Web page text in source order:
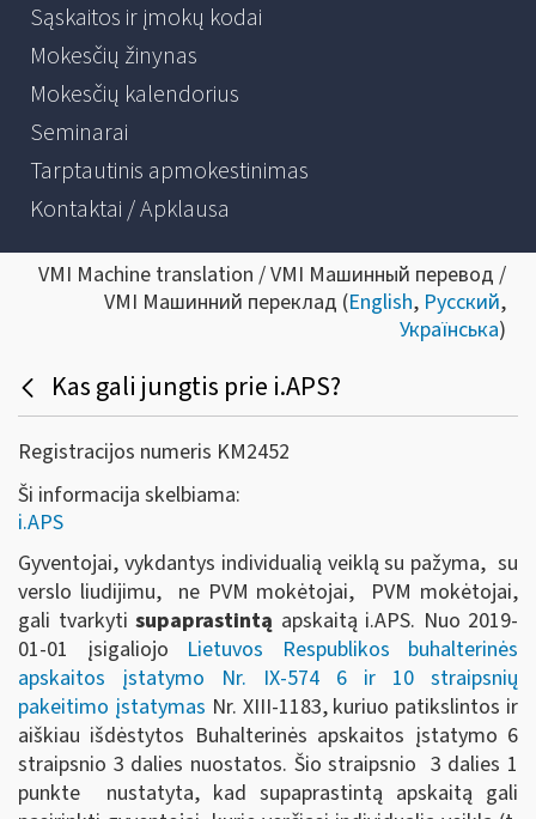
Sąskaitos ir įmokų kodai
Mokesčių žinynas
Mokesčių kalendorius
Seminarai
Tarptautinis apmokestinimas
Kontaktai / Apklausa
VMI Machine translation / VMI Машинный перевод /
VMI Машинний переклад (English, Русский,
Українська)
Kas gali jungtis prie i.APS?
Registracijos numeris KM2452
Ši informacija skelbiama:
i.APS
Gyventojai, vykdantys individualią veiklą su pažyma, su
verslo liudijimu, ne PVM mokėtojai, PVM mokėtojai,
gali tvarkyti supaprastintą apskaitą i.APS. Nuo 2019-
01-01 įsigaliojo Lietuvos Respublikos buhalterinės
apskaitos įstatymo Nr. IX-574 6 ir 10 straipsnių
pakeitimo įstatymas Nr. XIII-1183, kuriuo patikslintos ir
aiškiau išdėstytos Buhalterinės apskaitos įstatymo 6
straipsnio 3 dalies nuostatos. Šio straipsnio 3 dalies 1
punkte nustatyta, kad supaprastintą apskaitą gali